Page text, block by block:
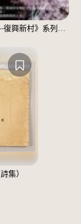
《我們在此相遇—復興新村》系列：〈殘響04〉
集）